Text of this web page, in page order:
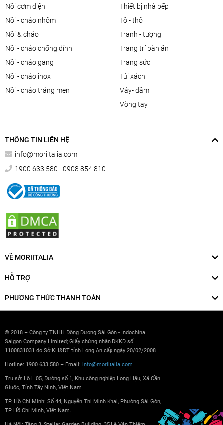
nồi cơm điện
nồi - chảo nhôm
nồi & chảo
nồi - chảo chống dính
nồi - chảo gang
nồi - chảo inox
nồi - chảo tráng men
thiết bị nhà bếp
tô - thố
tranh - tượng
trang trí bàn ăn
trang sức
túi xách
váy- đầm
vòng tay
THÔNG TIN LIÊN HỆ
info@moriitalia.com
1900 633 580 - 0908 854 810
VỀ MORIITALIA
HỖ TRỢ
PHƯƠNG THỨC THANH TOÁN
© 2018 – Công ty TNHH Đông Dương Sài Gòn - Indochina
Saigon Company Limited; Giấy chứng nhận ĐKKD số
1100831031 do Sở KH&ĐT tỉnh Long An cấp ngày 20/02/2008
Hotline: 1900 633 580 – Email: info@moriitalia.com
Trụ sở: Lô L.05, Đường số 1, Khu công nghiệp Long Hậu, Xã Cần
Giuộc, Tỉnh Tây Ninh, Việt Nam
TP. Hồ Chí Minh: Số 44, Nguyễn Thị Minh Khai, Phường Sài Gòn,
TP Hồ Chí Minh, Việt Nam.